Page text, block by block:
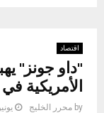
اقتصاد
الأمريكية
by محرر الخليج يونيو 2,